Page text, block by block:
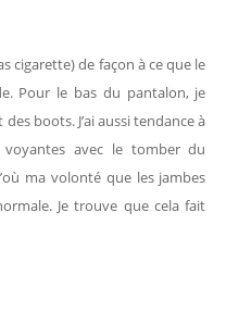
cigarette) de façon à ce que le
Pour le bas du pantalon, je
boots. J’ai aussi tendance à
avec le tomber du
ma volonté que les jambes
Je trouve que cela fait